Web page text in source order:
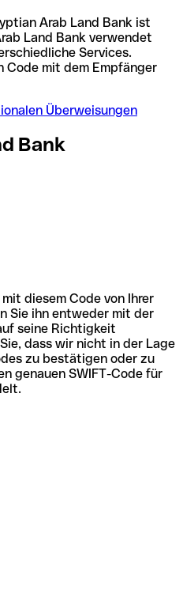
Arab Land Bank ist
Land Bank verwendet
Services.
mit dem Empfänger
Überweisungen
Bank
diesem Code von Ihrer
Sie ihn entweder mit der
seine Richtigkeit
dass wir nicht in der Lage
zu bestätigen oder zu
genauen SWIFT-Code für